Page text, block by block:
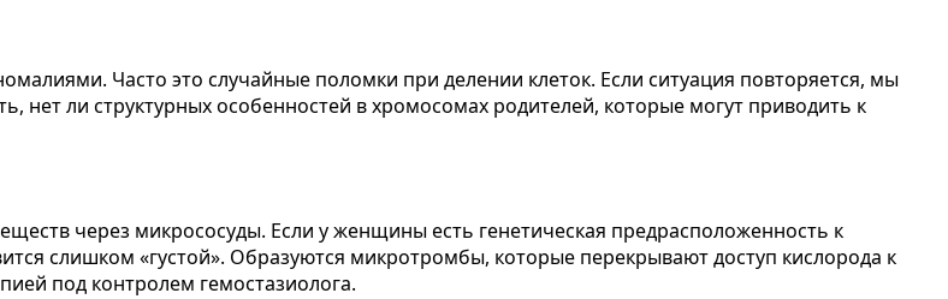
Часто это случайные поломки при делении клеток. Если ситуация повторяется, мы
нет ли структурных особенностей в хромосомах родителей, которые могут приводить к
через микрососуды. Если у женщины есть генетическая предрасположенность к
слишком «густой». Образуются микротромбы, которые перекрывают доступ кислорода к
под контролем гемостазиолога.